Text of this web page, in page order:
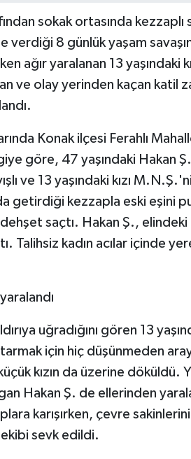
sokak ortasında kezzaplı
verdiği 8 günlük yaşam
ağır yaralanan 13 yaşındaki
ve olay yerinden kaçan katil
Konak ilçesi Ferahlı
göre, 47 yaşındaki Hakan
ve 13 yaşındaki kızı
getirdiği kezzapla eski eşini
saçtı. Hakan Ş., elindeki
kadın acılar içinde yere
uğradığını gören 13
için hiç düşünmeden
kızın da üzerine döküldü.
Hakan Ş. de ellerinden
karışırken, çevre
ekibi sevk edildi.